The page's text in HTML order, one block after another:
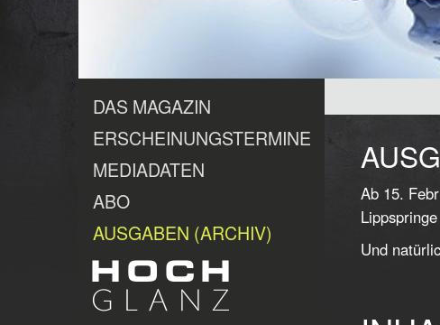
DAS MAGAZIN
ERSCHEINUNGSTERMINE
MEDIADATEN
ABO
AUSGABEN (ARCHIV)
Ab 15.
Und